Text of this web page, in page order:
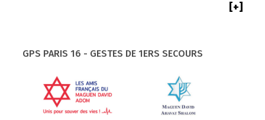
[+]
GPS PARIS 16 - GESTES DE 1ERS SECOURS